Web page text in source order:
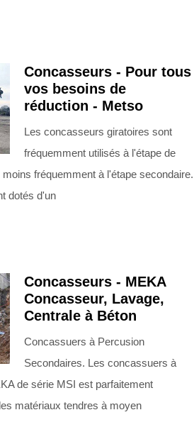
Concasseurs - Pour tous
vos besoins de
réduction - Metso
Les concasseurs giratoires sont
fréquemment utilisés à l'étape de
fréquemment à l'étape secondaire.
dotés d'un
Concasseurs - MEKA
Concasseur, Lavage,
Centrale à Béton
Concassuers à Percusion
Secondaires. Les concassuers à
de série MSI est parfaitement
matériaux tendres à moyen